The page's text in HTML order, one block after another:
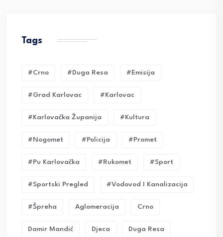
Tags
#crno #duga Resa #emisija
#grad Karlovac #karlovac
#karlovačka Županija #kultura
#nogomet #policija #promet
#pu Karlovačka #rukomet #sport
#sportski Pregled #vodovod I Kanalizacija
#Špreha Aglomeracija Crno
Damir Mandić Djeca Duga Resa